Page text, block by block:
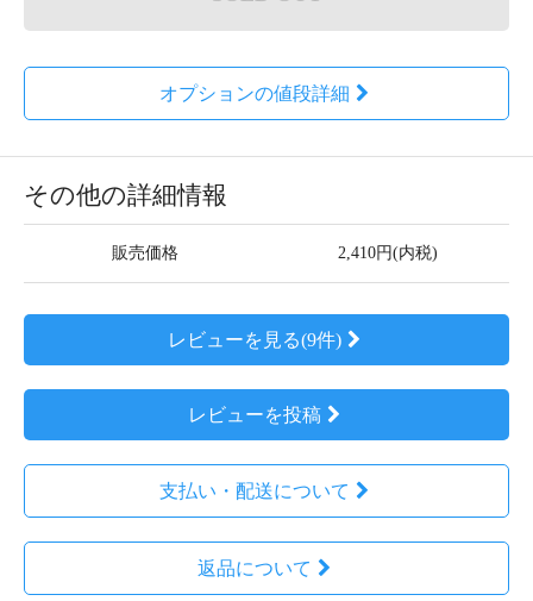
オプションの値段詳細
その他の詳細情報
販売価格 2,410円(内税)
レビューを見る(9件)
レビューを投稿
支払い・配送について
返品について